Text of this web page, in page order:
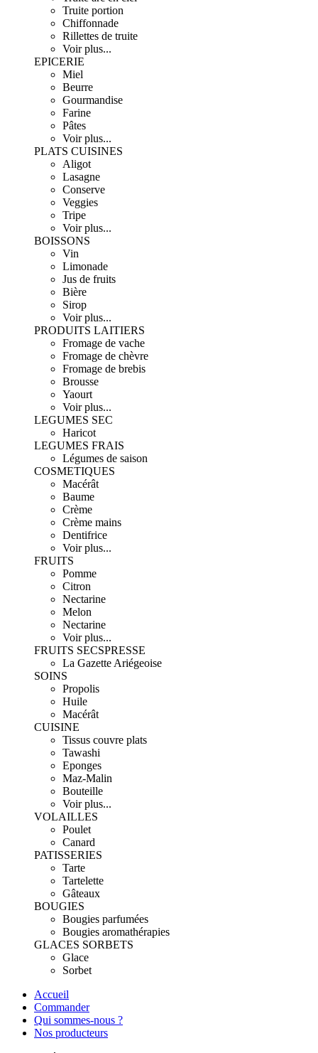
Truite portion
Chiffonnade
Rillettes de truite
Voir plus...
EPICERIE
Miel
Beurre
Gourmandise
Farine
Pâtes
Voir plus...
PLATS CUISINES
Aligot
Lasagne
Conserve
Veggies
Tripe
Voir plus...
BOISSONS
Vin
Limonade
Jus de fruits
Bière
Sirop
Voir plus...
PRODUITS LAITIERS
Fromage de vache
Fromage de chèvre
Fromage de brebis
Brousse
Yaourt
Voir plus...
LEGUMES SEC
Haricot
LEGUMES FRAIS
Légumes de saison
COSMETIQUES
Macérât
Baume
Crème
Crème mains
Dentifrice
Voir plus...
FRUITS
Pomme
Citron
Nectarine
Melon
Nectarine
Voir plus...
FRUITS SECSPRESSE
La Gazette Ariégeoise
SOINS
Propolis
Huile
Macérât
CUISINE
Tissus couvre plats
Tawashi
Eponges
Maz-Malin
Bouteille
Voir plus...
VOLAILLES
Poulet
Canard
PATISSERIES
Tarte
Tartelette
Gâteaux
BOUGIES
Bougies parfumées
Bougies aromathérapies
GLACES SORBETS
Glace
Sorbet
Accueil
Commander
Qui sommes-nous ?
Nos producteurs